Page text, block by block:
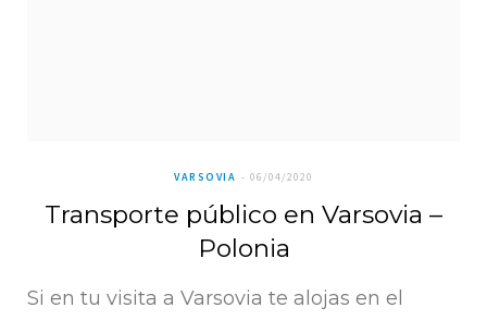
VARSOVIA 06/04/2020
Transporte público en Varsovia –
Polonia
Si en tu visita a Varsovia te alojas en el